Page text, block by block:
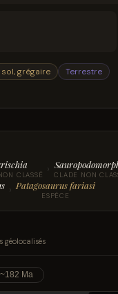
grégaire Terrestre
CLASSÉ › CLADE NON
› Patagosaurus fariasi
ESPÈCE
géolocalisés
Ma